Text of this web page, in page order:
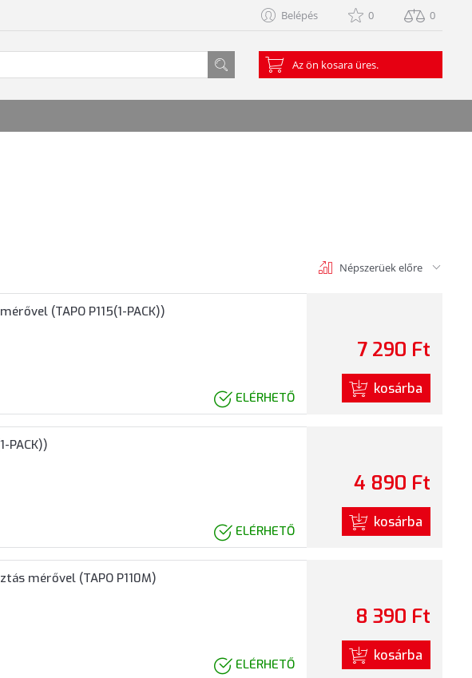
Belépés 0 0
Az ön kosara üres.
Népszerüek előre
(TAPO P115(1-PACK))
ELÉRHETŐ
7 290 Ft
kosárba
PACK))
ELÉRHETŐ
4 890 Ft
kosárba
mérővel (TAPO P110M)
ELÉRHETŐ
8 390 Ft
kosárba